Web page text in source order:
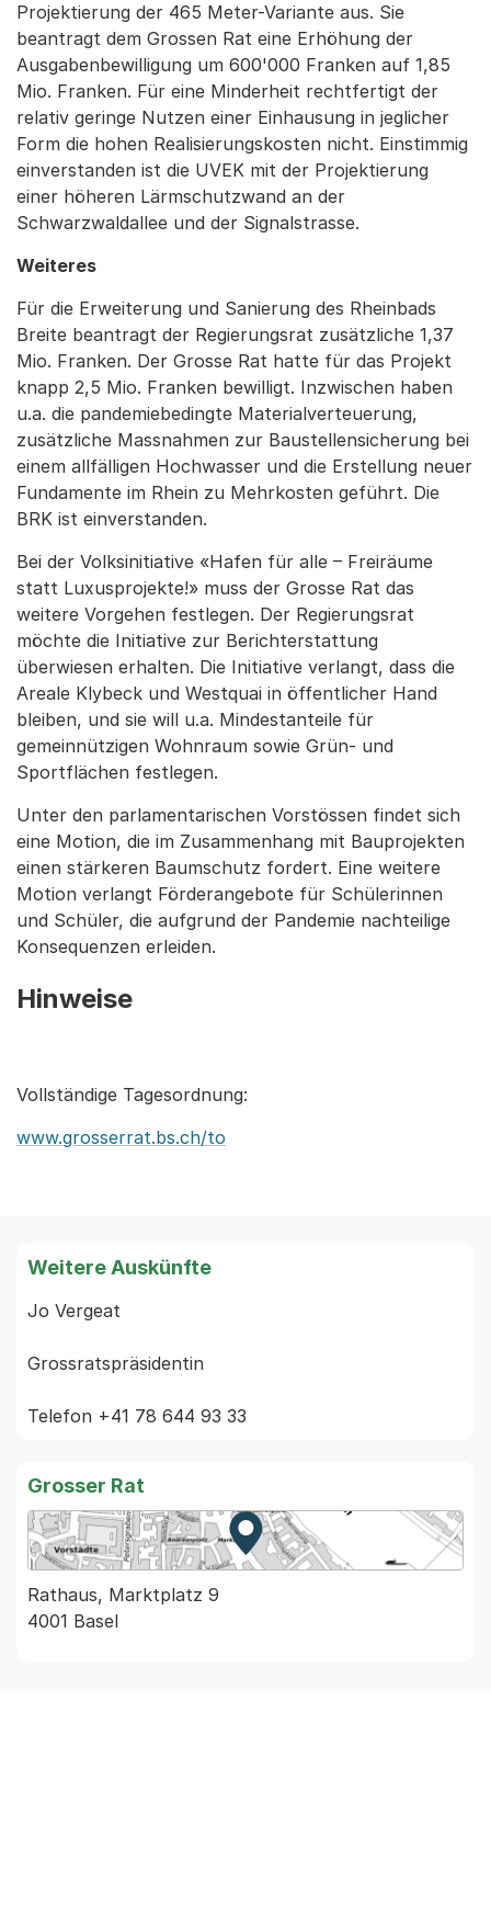
Projektierung der 465 Meter-Variante aus. Sie
beantragt dem Grossen Rat eine Erhöhung der
Ausgabenbewilligung um 600'000 Franken auf 1,85
Mio. Franken. Für eine Minderheit rechtfertigt der
relativ geringe Nutzen einer Einhausung in jeglicher
Form die hohen Realisierungskosten nicht. Einstimmig
einverstanden ist die UVEK mit der Projektierung
einer höheren Lärmschutzwand an der
Schwarzwaldallee und der Signalstrasse.
Weiteres
Für die Erweiterung und Sanierung des Rheinbads
Breite beantragt der Regierungsrat zusätzliche 1,37
Mio. Franken. Der Grosse Rat hatte für das Projekt
knapp 2,5 Mio. Franken bewilligt. Inzwischen haben
u.a. die pandemiebedingte Materialverteuerung,
zusätzliche Massnahmen zur Baustellensicherung bei
einem allfälligen Hochwasser und die Erstellung neuer
Fundamente im Rhein zu Mehrkosten geführt. Die
BRK ist einverstanden.
Bei der Volksinitiative «Hafen für alle – Freiräume
statt Luxusprojekte!» muss der Grosse Rat das
weitere Vorgehen festlegen. Der Regierungsrat
möchte die Initiative zur Berichterstattung
überwiesen erhalten. Die Initiative verlangt, dass die
Areale Klybeck und Westquai in öffentlicher Hand
bleiben, und sie will u.a. Mindestanteile für
gemeinnützigen Wohnraum sowie Grün- und
Sportflächen festlegen.
Unter den parlamentarischen Vorstössen findet sich
eine Motion, die im Zusammenhang mit Bauprojekten
einen stärkeren Baumschutz fordert. Eine weitere
Motion verlangt Förderangebote für Schülerinnen
und Schüler, die aufgrund der Pandemie nachteilige
Konsequenzen erleiden.
Hinweise
Vollständige Tagesordnung:
www.grosserrat.bs.ch/to
Weitere Auskünfte
Jo Vergeat
Grossratspräsidentin
Grosser Rat
Zur Karte von MapBS.
Externer Link, wird in einem
Rathaus, Marktplatz 9
4001 Basel